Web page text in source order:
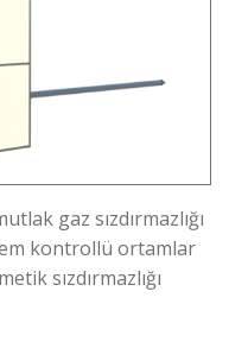
gaz sızdırmazlığı
kontrollü ortamlar
sızdırmazlığı